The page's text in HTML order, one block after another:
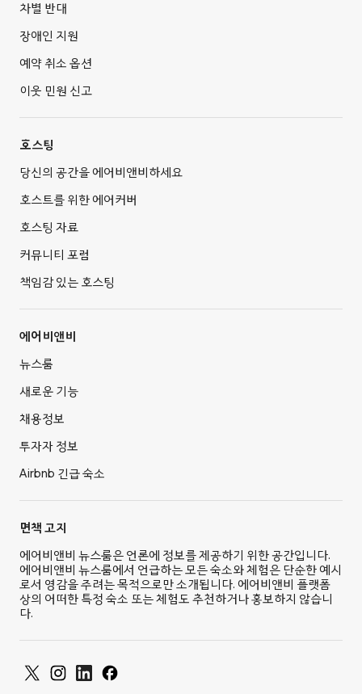
차별 반대
장애인 지원
예약 취소 옵션
이웃 민원 신고
호스팅
당신의 공간을 에어비앤비하세요
호스트를 위한 에어커버
호스팅 자료
커뮤니티 포럼
책임감 있는 호스팅
에어비앤비
뉴스룸
새로운 기능
채용정보
투자자 정보
Airbnb 긴급 숙소
면책 고지
에어비앤비 뉴스룸은 언론에 정보를 제공하기 위한 공간입니다.
에어비앤비 뉴스룸에서 언급하는 모든 숙소와 체험은 단순한 예시
로서 영감을 주려는 목적으로만 소개됩니다. 에어비앤비 플랫폼
상의 어떠한 특정 숙소 또는 체험도 추천하거나 홍보하지 않습니
다.